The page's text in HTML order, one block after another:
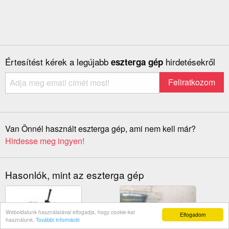
Elfogadom
Weboldalunk használatával elfogadja, hogy cookie-kat
használunk. További információ
Értesítést kérek a legújabb eszterga gép hirdetésekről
Van Önnél használt eszterga gép, ami nem kell már?
Hirdesse meg ingyen!
Hasonlók, mint az eszterga gép